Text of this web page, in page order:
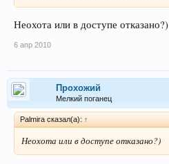
Неохота или в доступе отказано?)
6 апр 2010
Прохожий
Мелкий поганец
Palmira сказал(а): ↑
Неохота или в доступе отказано?)